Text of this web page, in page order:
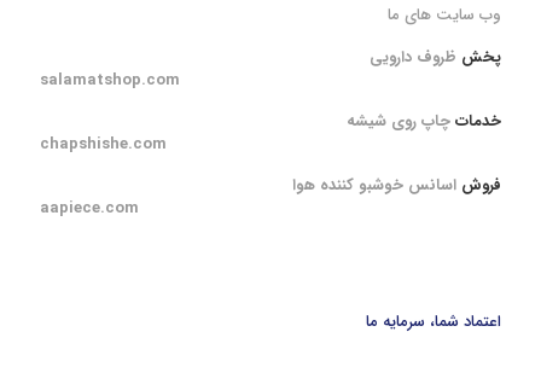
وب سایت های ما
پخش ظروف دارویی
salamatshop.com
خدماتچاپ روی شیشه
chapshishe.com
فروش اسانس خوشبو کننده هوا
aapiece.com
اعتماد شما، سرمایه ما